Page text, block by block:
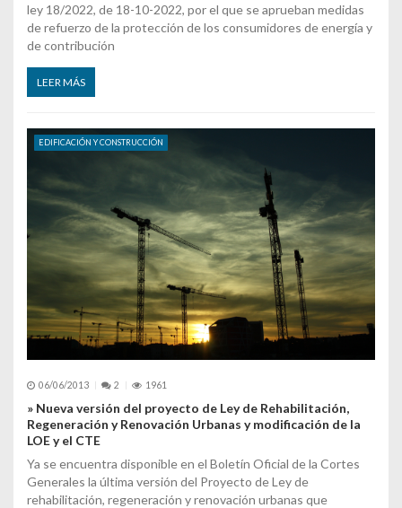
ley 18/2022, de 18-10-2022, por el que se aprueban medidas
de refuerzo de la protección de los consumidores de energía y
de contribución
LEER MÁS
EDIFICACIÓN Y CONSTRUCCIÓN
06/06/2013 2 1961
» Nueva versión del proyecto de Ley de Rehabilitación,
Regeneración y Renovación Urbanas y modificación de la
LOE y el CTE
Ya se encuentra disponible en el Boletín Oficial de la Cortes
Generales la última versión del Proyecto de Ley de
rehabilitación, regeneración y renovación urbanas que